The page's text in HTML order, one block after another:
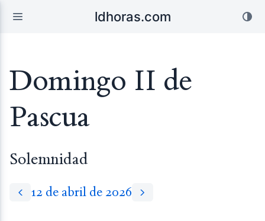
ldhoras.com
Domingo II de
Pascua
Solemnidad
12 de abril de 2026